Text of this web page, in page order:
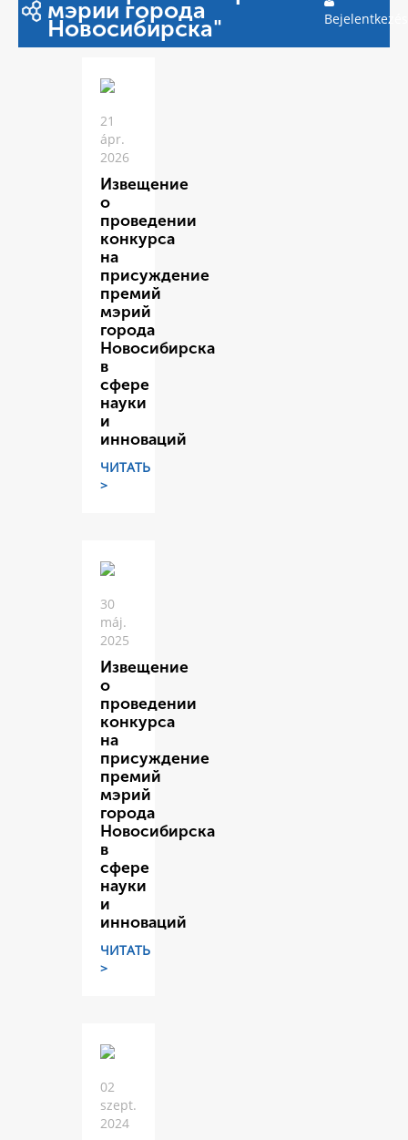
мэрии города
Новосибирска" Bejelentkezés
21
ápr.
2026
Извещение
о
проведении
конкурса
на
присуждение
премий
мэрий
города
Новосибирска
в
сфере
науки
и
инноваций
ЧИТАТЬ
>
30
máj.
2025
Извещение
о
проведении
конкурса
на
присуждение
премий
мэрий
города
Новосибирска
в
сфере
науки
и
инноваций
ЧИТАТЬ
>
02
szept.
2024